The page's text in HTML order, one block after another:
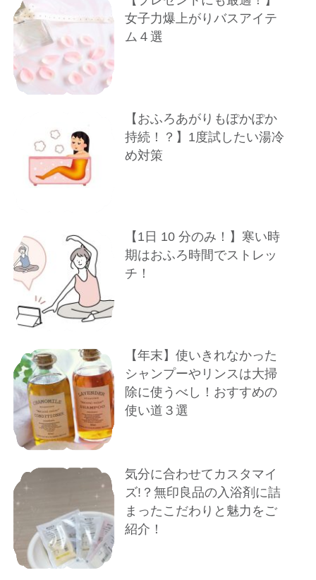
女子力爆上がりバスアイテ
ム４選
【おふろあがりもぽかぽか
持続！？】1度試したい湯冷
め対策
【1⽇ 10 分のみ！】寒い時
期はおふろ時間でストレッ
チ！
【年末】使いきれなかった
シャンプーやリンスは大掃
除に使うべし！おすすめの
使い道３選
気分に合わせてカスタマイ
ズ!？無印良品の入浴剤に詰
まったこだわりと魅力をご
紹介！